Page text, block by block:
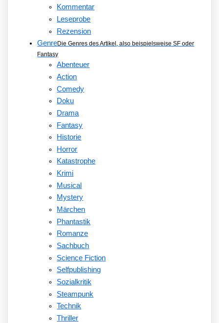
Kommentar
Leseprobe
Rezension
GenreDie Genres des Artikel, also beispielsweise SF oder
Fantasy
Abenteuer
Action
Comedy
Doku
Drama
Fantasy
Historie
Horror
Katastrophe
Krimi
Musical
Mystery
Märchen
Phantastik
Romanze
Sachbuch
Science Fiction
Selfpublishing
Sozialkritik
Steampunk
Technik
Thriller